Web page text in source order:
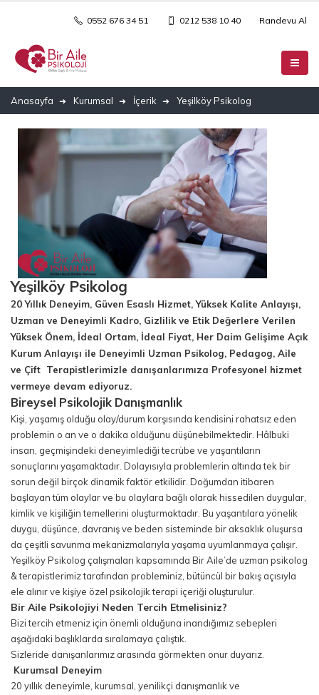
0552 676 34 51 0212 538 10 40 Randevu Al
Anasayfa Kurumsal İçerik Yeşilköy Psikolog
Yeşilköy Psikolog
20 Yıllık Deneyim, Güven Esaslı Hizmet, Yüksek Kalite Anlayışı,
Uzman ve Deneyimli Kadro, Gizlilik ve Etik Değerlere Verilen
Yüksek Önem, İdeal Ortam, İdeal Fiyat, Her Daim Gelişime Açık
Kurum Anlayışı ile Deneyimli Uzman Psikolog, Pedagog, Aile
ve Çift Terapistlerimizle danışanlarımıza Profesyonel hizmet
vermeye devam ediyoruz.
Bireysel Psikolojik Danışmanlık
Kişi, yaşamış olduğu olay/durum karşısında kendisini rahatsız eden
problemin o an ve o dakika olduğunu düşünebilmektedir. Hâlbuki
insan, geçmişindeki deneyimlediği tecrübe ve yaşantıların
sonuçlarını yaşamaktadır. Dolayısıyla problemlerin altında tek bir
sorun değil birçok dinamik faktör etkilidir. Doğumdan itibaren
başlayan tüm olaylar ve bu olaylara bağlı olarak hissedilen duygular,
kimlik ve kişiliğin temellerini oluşturmaktadır. Bu yaşantılara yönelik
duygu, düşünce, davranış ve beden sisteminde bir aksaklık oluşursa
da çeşitli savunma mekanizmalarıyla yaşama uyumlanmaya çalışır.
Yeşilköy Psikolog çalışmaları kapsamında Bir Aile’de uzman psikolog
& terapistlerimiz tarafından probleminiz, bütüncül bir bakış açısıyla
ele alınır ve kişiye özel psikolojik terapi içeriği oluşturulur.
Bir Aile Psikolojiyi Neden Tercih Etmelisiniz?
Bizi tercih etmeniz için önemli olduğuna inandığımız sebepleri
aşağıdaki başlıklarda sıralamaya çalıştık.
Sizleride danışanlarımız arasında görmekten onur duyarız.
Kurumsal Deneyim
20 yıllık deneyimle, kurumsal, yenilikçi danışmanlık ve